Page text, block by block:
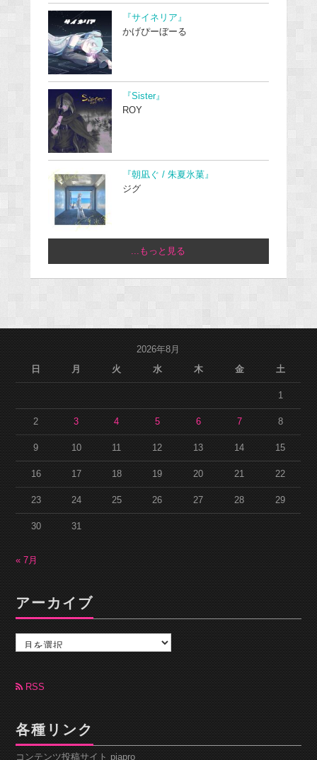
『サイネリア』
かげぴーぼーる
『Sister』
ROY
『朝凪ぐ / 朱夏氷菓』
ジグ
...もっと見る
2026年8月
日
月 火 水 木 金 土
1
2 3 4 5 6 7 8
9 10 11 12 13 14 15
16 17 18 19 20 21 22
23 24 25 26 27 28 29
30 31
« 7月
アーカイブ
カ
ブ RSS
各種リンク
コンテンツ投稿サイト piapro